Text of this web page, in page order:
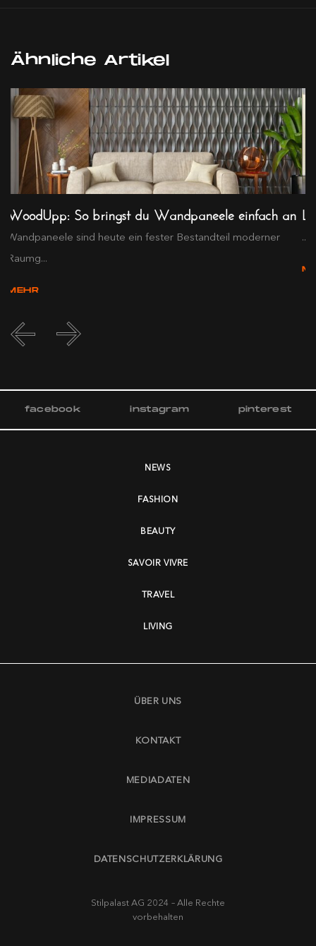
Ähnliche Artikel
WoodUpp: So bringst du Wandpaneele einfach an
Wandpaneele sind heute ein fester Bestandteil moderner
Raumg...
MEHR
...
facebook instagram pinterest
NEWS
FASHION
BEAUTY
SAVOIR VIVRE
TRAVEL
LIVING
ÜBER UNS
KONTAKT
MEDIADATEN
IMPRESSUM
DATENSCHUTZERKLÄRUNG
Stilpalast AG 2024 – Alle Rechte
vorbehalten